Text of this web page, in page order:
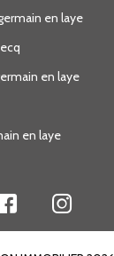
en laye
en laye
en laye